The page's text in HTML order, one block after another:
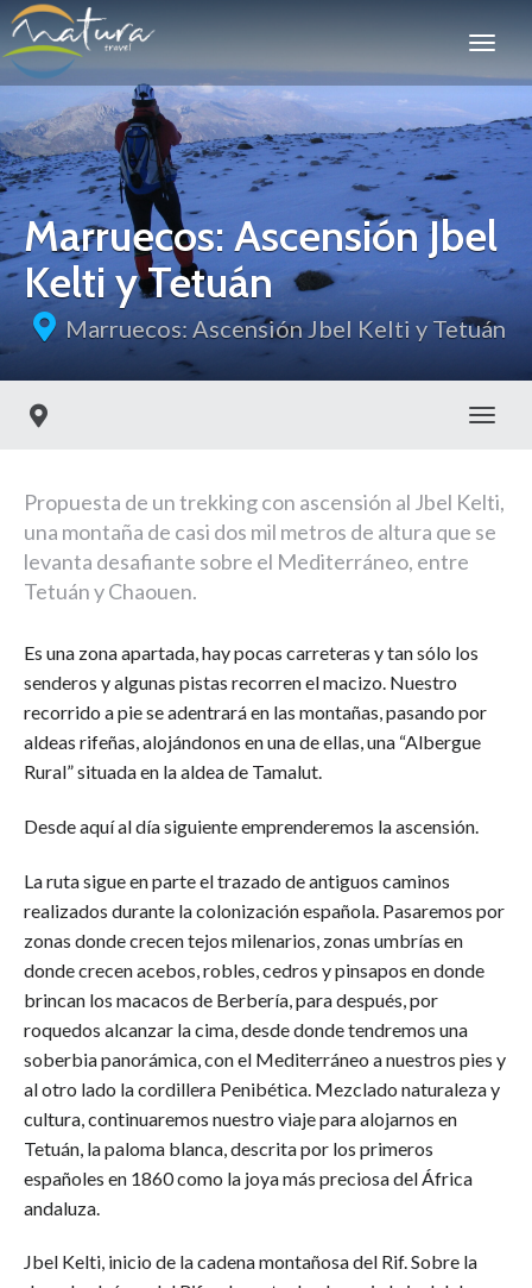
Marruecos: Ascensión Jbel
Kelti y Tetuán
Marruecos: Ascensión Jbel Kelti y Tetuán
Propuesta de un trekking con ascensión al Jbel Kelti,
una montaña de casi dos mil metros de altura que se
levanta desafiante sobre el Mediterráneo, entre
Tetuán y Chaouen.
Es una zona apartada, hay pocas carreteras y tan sólo los
senderos y algunas pistas recorren el macizo. Nuestro
recorrido a pie se adentrará en las montañas, pasando por
aldeas rifeñas, alojándonos en una de ellas, una “Albergue
Rural” situada en la aldea de Tamalut.
Desde aquí al día siguiente emprenderemos la ascensión.
La ruta sigue en parte el trazado de antiguos caminos
realizados durante la colonización española. Pasaremos por
zonas donde crecen tejos milenarios, zonas umbrías en
donde crecen acebos, robles, cedros y pinsapos en donde
brincan los macacos de Berbería, para después, por
roquedos alcanzar la cima, desde donde tendremos una
soberbia panorámica, con el Mediterráneo a nuestros pies y
al otro lado la cordillera Penibética. Mezclado naturaleza y
cultura, continuaremos nuestro viaje para alojarnos en
Tetuán, la paloma blanca, descrita por los primeros
españoles en 1860 como la joya más preciosa del África
andaluza.
Jbel Kelti, inicio de la cadena montañosa del Rif. Sobre la